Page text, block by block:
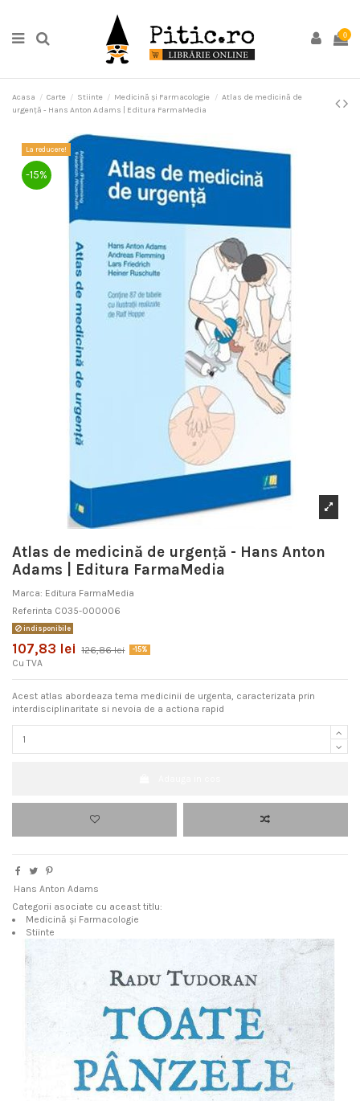
0
Acasa Carte Stiinte Medicină și Farmacologie
Atlas de medicină de
urgență - Hans Anton Adams | Editura FarmaMedia
La reducere!
-15%
Atlas de medicină de urgență - Hans Anton
Adams | Editura FarmaMedia
Marca: Editura FarmaMedia
Referinta C035-000006
indisponibile
107,83 lei 126,86 lei -15%
Cu TVA
Acest atlas abordeaza tema medicinii de urgenta, caracterizata prin
interdisciplinaritate si nevoia de a actiona rapid
Hans Anton Adams
Categorii asociate cu aceast titlu:
Medicină și Farmacologie
Stiinte